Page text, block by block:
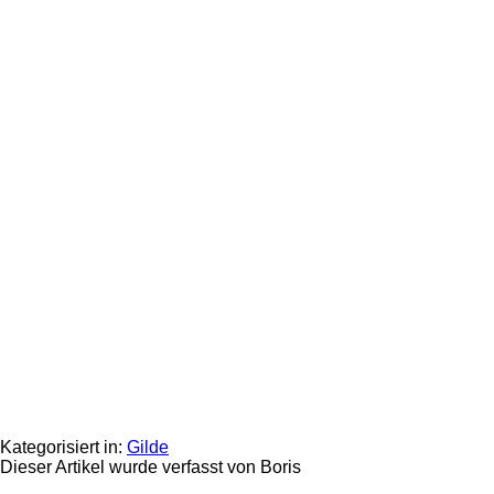
Kategorisiert in: Gilde
Dieser Artikel wurde verfasst von Boris